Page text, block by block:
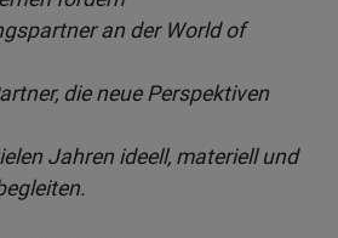
an der World of
die neue Perspektiven
Jahren ideell, materiell und